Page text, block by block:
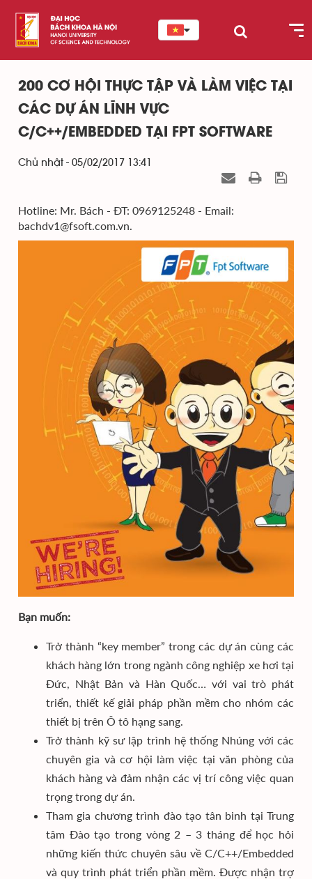
200 CƠ HỘI THỰC TẬP VÀ LÀM VIỆC TẠI
CÁC DỰ ÁN LĨNH VỰC
C/C++/EMBEDDED TẠI FPT SOFTWARE
Chủ nhật - 05/02/2017 13:41
Hotline: Mr. Bách - ĐT: 0969125248 - Email:
bachdv1@fsoft.com.vn.
Bạn muốn:
Trở thành “key member” trong các dự án cùng các
khách hàng lớn trong ngành công nghiệp xe hơi tại
Đức, Nhật Bản và Hàn Quốc… với vai trò phát
triển, thiết kế giải pháp phần mềm cho nhóm các
thiết bị trên Ô tô hạng sang.
Trở thành kỹ sư lập trình hệ thống Nhúng với các
chuyên gia và cơ hội làm việc tại văn phòng của
khách hàng và đảm nhận các vị trí công việc quan
trọng trong dự án.
Tham gia chương trình đào tạo tân binh tại Trung
tâm Đào tạo trong vòng 2 – 3 tháng để học hỏi
những kiến thức chuyên sâu về C/C++/Embedded
và quy trình phát triển phần mềm. Được nhận trợ